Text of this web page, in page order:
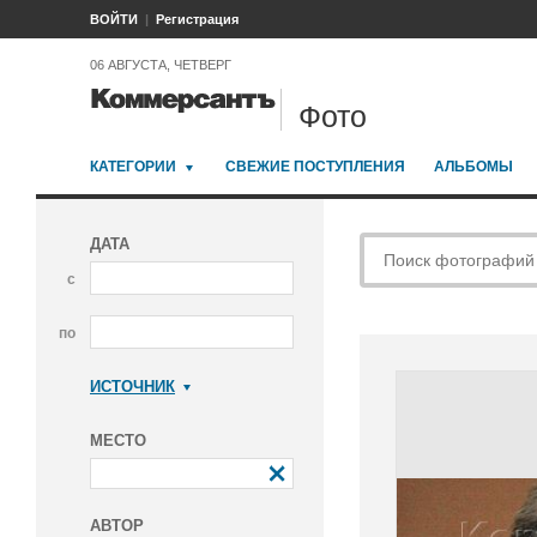
ВОЙТИ Регистрация
06 АВГУСТА, ЧЕТВЕРГ
Фото
КАТЕГОРИИ СВЕЖИЕ ПОСТУПЛЕНИЯ АЛЬБОМЫ
ДАТА
с
по
ИСТОЧНИК
МЕСТО
АВТОР